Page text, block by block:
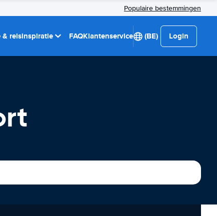
Populaire bestemmingen
reisinspiratie FAQKlantenservice (BE) Login